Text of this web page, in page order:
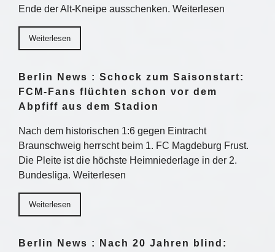
Ende der Alt-Kneipe ausschenken. Weiterlesen
Weiterlesen
Berlin News : Schock zum Saisonstart:
FCM-Fans flüchten schon vor dem
Abpfiff aus dem Stadion
Nach dem historischen 1:6 gegen Eintracht
Braunschweig herrscht beim 1. FC Magdeburg Frust.
Die Pleite ist die höchste Heimniederlage in der 2.
Bundesliga. Weiterlesen
Weiterlesen
Berlin News : Nach 20 Jahren blind: